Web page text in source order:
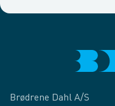
Brødrene Dahl A/S